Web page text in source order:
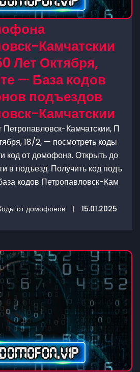
Камчатскии
Лет Октября,
— База кодов
подъездов
Камчатскии
Камчатскии, П
18/2, — посмотреть коды
код от домофона. Открыть до
в подъезд. Получить код подъ
кодов Петропавловск-Кам
от домофонов | 15.01.2025